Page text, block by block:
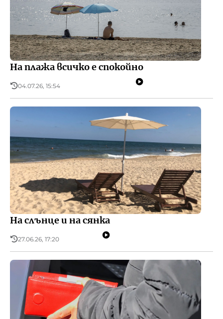
На плажа всичко е спокойно
04.07.26, 15:54
На слънце и на сянка
27.06.26, 17:20